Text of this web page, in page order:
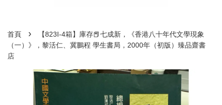
首頁 ›
【823I-4箱】庫存📕七成新，《香港八十年代文學現象
（一）》，黎活仁、冀鵬程 學生書局，2000年（初版）臻品齋書
店